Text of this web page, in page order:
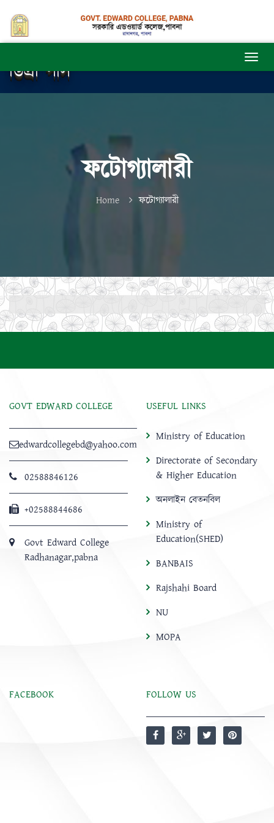
ডিগ্রী পাস
ফটোগ্যালারী
Home ফটোগ্যালারী
GOVT EDWARD COLLEGE
edwardcollegebd@yahoo.com
02588846126
+02588844686
Govt Edward College
Radhanagar,pabna
USEFUL LINKS
Ministry of Education
Directorate of Secondary
& Higher Education
অনলাইন বেতনবিল
Ministry of
Education(SHED)
BANBAIS
Rajshahi Board
NU
MOPA
FACEBOOK FOLLOW US